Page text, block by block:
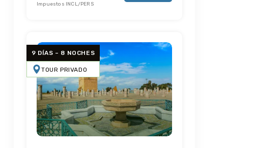
Impuestos INCL/PERS
9 DÍAS – 8 NOCHES
TOUR PRIVADO